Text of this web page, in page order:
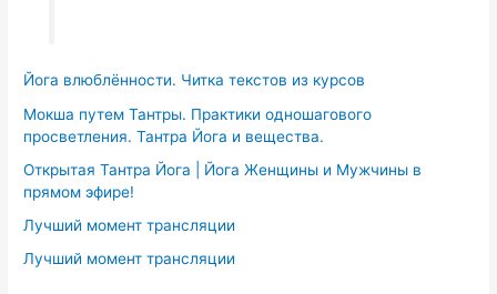
Йога влюблённости. Читка текстов из курсов
Мокша путем Тантры. Практики одношагового
просветления. Тантра Йога и вещества.
Открытая Тантра Йога | Йога Женщины и Мужчины в
прямом эфире!
Лучший момент трансляции
Лучший момент трансляции